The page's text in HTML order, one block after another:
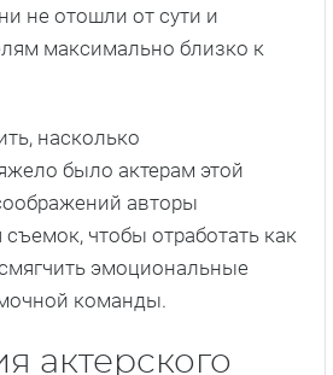
не отошли от сути и
максимально близко к
насколько
было актерам этой
авторы
чтобы отработать как
эмоциональные
команды.
актерского